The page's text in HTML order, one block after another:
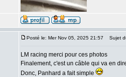
Posté le: Mer Nov 05, 2025 21:57 Sujet
LM racing merci pour ces photos
Finalement, c'est un câble qui va en
Donc, Panhard a fait simple